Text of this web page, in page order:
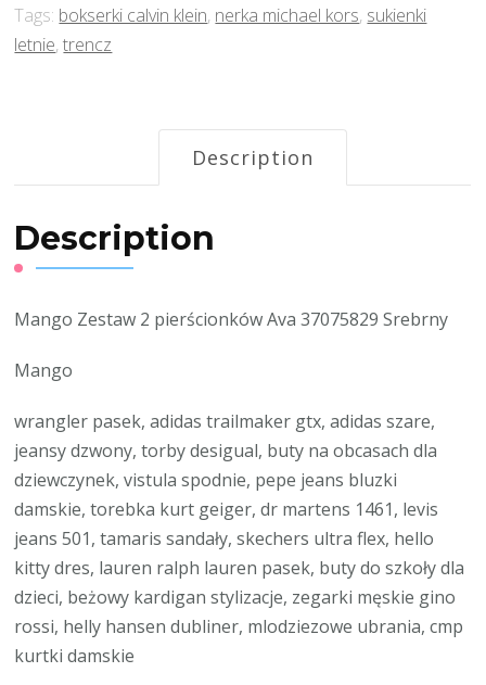
Tags: bokserki calvin klein, nerka michael kors, sukienki
letnie,trencz
Description
Description
Mango Zestaw 2 pierścionków Ava 37075829 Srebrny
Mango
wrangler pasek, adidas trailmaker gtx, adidas szare,
jeansy dzwony, torby desigual, buty na obcasach dla
dziewczynek, vistula spodnie, pepe jeans bluzki
damskie, torebka kurt geiger, dr martens 1461, levis
jeans 501, tamaris sandały, skechers ultra flex, hello
kitty dres, lauren ralph lauren pasek, buty do szkoły dla
dzieci, beżowy kardigan stylizacje, zegarki męskie gino
rossi, helly hansen dubliner, mlodziezowe ubrania, cmp
kurtki damskie